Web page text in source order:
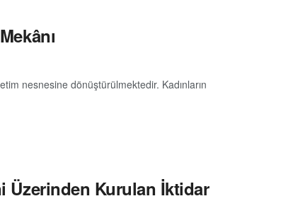
nesnesine dönüştürülmektedir. Kadınların
Üzerinden Kurulan İktidar